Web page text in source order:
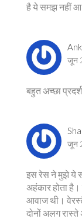
है ये समझ नहीं आ
जून
बहुत अच्छा
जून
इस रेस ने मुझे ये
अहंकार होता
आवाज थी।
दोनों अलग